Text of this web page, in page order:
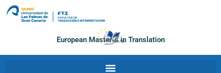
European Master´s in Translation